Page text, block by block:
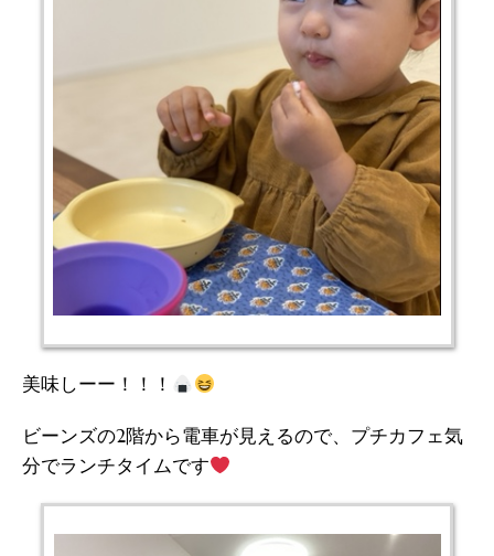
美味しーー！！！
ビーンズの2階から電車が見えるので、プチカフェ気
分でランチタイムです